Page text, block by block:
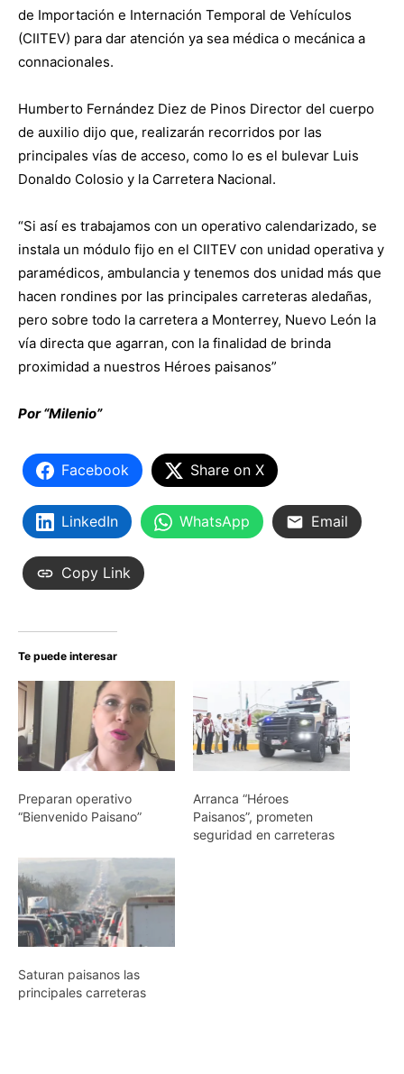
de Importación e Internación Temporal de Vehículos
(CIITEV) para dar atención ya sea médica o mecánica a
connacionales.
Humberto Fernández Diez de Pinos Director del cuerpo
de auxilio dijo que, realizarán recorridos por las
principales vías de acceso, como lo es el bulevar Luis
Donaldo Colosio y la Carretera Nacional.
“Si así es trabajamos con un operativo calendarizado, se
instala un módulo fijo en el CIITEV con unidad operativa y
paramédicos, ambulancia y tenemos dos unidad más que
hacen rondines por las principales carreteras aledañas,
pero sobre todo la carretera a Monterrey, Nuevo León la
vía directa que agarran, con la finalidad de brinda
proximidad a nuestros Héroes paisanos”
Por “Milenio”
Facebook Share on X
LinkedIn WhatsApp Email
Copy Link
Te puede interesar
Preparan operativo
“Bienvenido Paisano”
Arranca “Héroes
Paisanos”, prometen
seguridad en carreteras
Saturan paisanos las
principales carreteras